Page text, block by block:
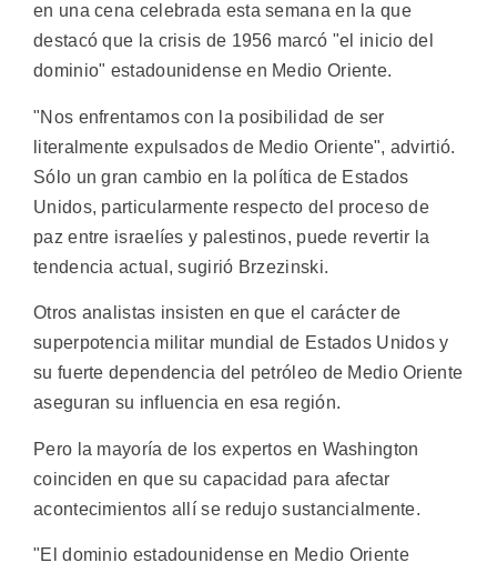
en una cena celebrada esta semana en la que
destacó que la crisis de 1956 marcó "el inicio del
dominio" estadounidense en Medio Oriente.
"Nos enfrentamos con la posibilidad de ser
literalmente expulsados de Medio Oriente", advirtió.
Sólo un gran cambio en la política de Estados
Unidos, particularmente respecto del proceso de
paz entre israelíes y palestinos, puede revertir la
tendencia actual, sugirió Brzezinski.
Otros analistas insisten en que el carácter de
superpotencia militar mundial de Estados Unidos y
su fuerte dependencia del petróleo de Medio Oriente
aseguran su influencia en esa región.
Pero la mayoría de los expertos en Washington
coinciden en que su capacidad para afectar
acontecimientos allí se redujo sustancialmente.
"El dominio estadounidense en Medio Oriente